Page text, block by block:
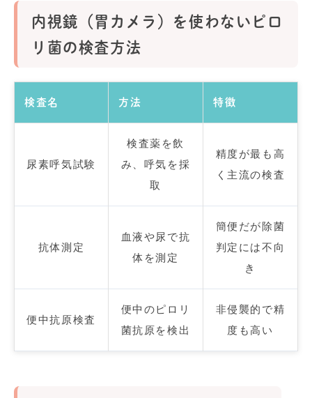
内視鏡（胃カメラ）を使わないピロ
リ菌の検査方法
検査名 方法 特徴
尿素呼気試験
検査薬を飲
み、呼気を採
取
精度が最も高
く主流の検査
抗体測定
血液や尿で抗
体を測定
簡便だが除菌
判定には不向
き
便中抗原検査
便中のピロリ
菌抗原を検出
非侵襲的で精
度も高い